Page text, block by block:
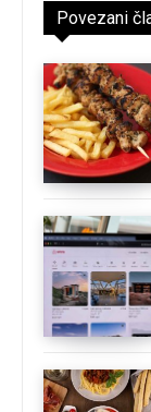
Povezani